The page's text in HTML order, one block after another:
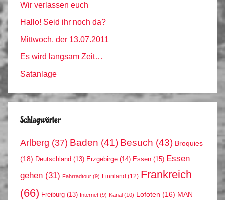
Wir verlassen euch
Hallo! Seid ihr noch da?
Mittwoch, der 13.07.2011
Es wird langsam Zeit…
Satanlage
Schlagwörter
Arlberg (37) Baden (41) Besuch (43) Broquies
(18) Deutschland (13) Erzgebirge (14) Essen (15) Essen
gehen (31) Fahrradtour (9) Finnland (12) Frankreich
(66) Freiburg (13) Internet (9) Kanal (10) Lofoten (16) MAN